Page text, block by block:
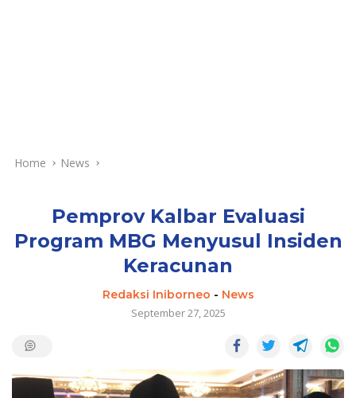
Home News
Pemprov Kalbar Evaluasi
Program MBG Menyusul Insiden
Keracunan
Redaksi Iniborneo - News
September 27, 2025